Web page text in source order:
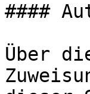
####
Über